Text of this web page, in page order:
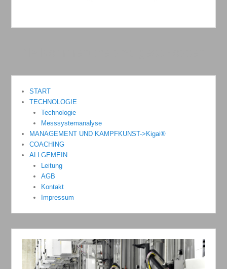
START
TECHNOLOGIE
Technologie
Messsystemanalyse
MANAGEMENT UND KAMPFKUNST->Kigai®
COACHING
ALLGEMEIN
Leitung
AGB
Kontakt
Impressum